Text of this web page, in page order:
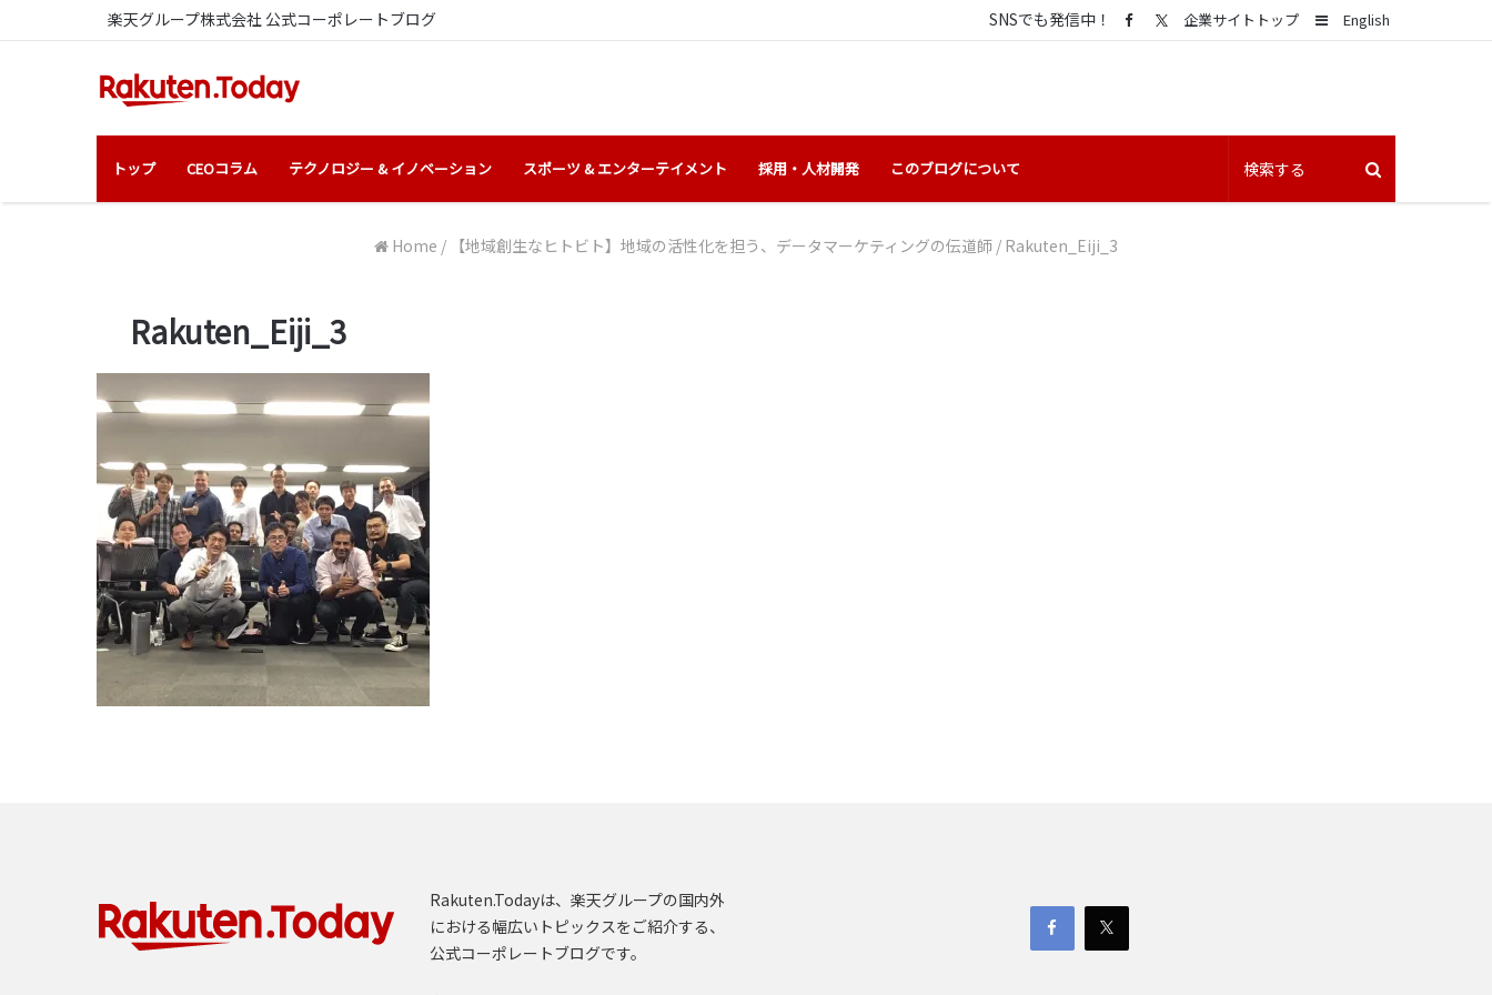
楽天グループ株式会社 公式コーポレートブログ English
Sidebar
企業サイトトップ
SNSでも発信中！
トップ CEOコラム テクノロジー & イノベーション スポーツ & エンターテイメント 採用・人材開発 このブログについて
Home / 【地域創生なヒトビト】地域の活性化を担う、データマーケティングの伝道師 / Rakuten_Eiji_3
Rakuten_Eiji_3
Rakuten.Todayは、楽天グループの国内外
における幅広いトピックスをご紹介する、
公式コーポレートブログです。